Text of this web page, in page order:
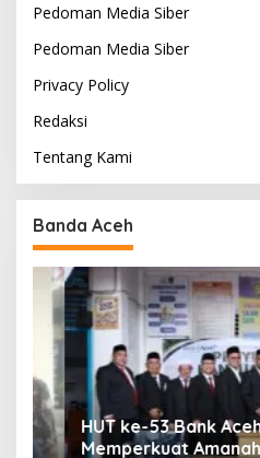
Pedoman Media Siber
Pedoman Media Siber
Privacy Policy
Redaksi
Tentang Kami
Banda Aceh
HUT ke-53 Bank Aceh:
Memperkuat Amanah,